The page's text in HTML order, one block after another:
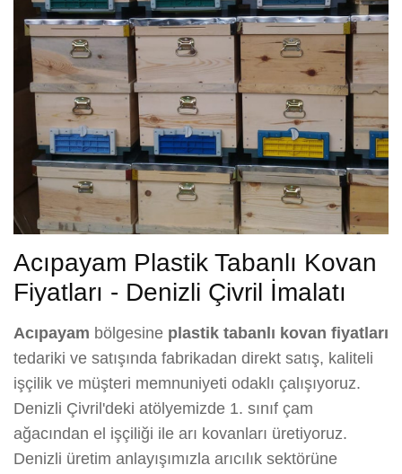
Acıpayam Plastik Tabanlı Kovan
Fiyatları - Denizli Çivril İmalatı
Acıpayam bölgesine plastik tabanlı kovan fiyatları
tedariki ve satışında fabrikadan direkt satış, kaliteli
işçilik ve müşteri memnuniyeti odaklı çalışıyoruz.
Denizli Çivril'deki atölyemizde 1. sınıf çam
ağacından el işçiliği ile arı kovanları üretiyoruz.
Denizli üretim anlayışımızla arıcılık sektörüne